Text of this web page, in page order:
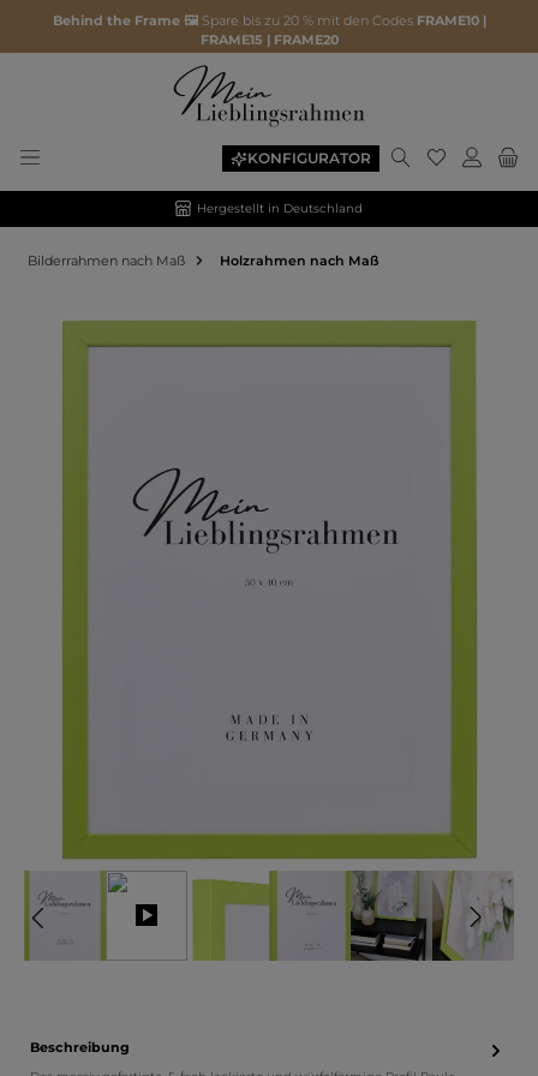
Behind the Frame 🖼️ Spare bis zu 20 % mit den Codes FRAME10 |
FRAME15 | FRAME20
KONFIGURATOR
Hergestellt in Deutschland
Bilderrahmen nach Maß Holzrahmen nach Maß
Beschreibung